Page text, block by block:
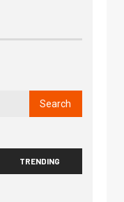
TRENDING